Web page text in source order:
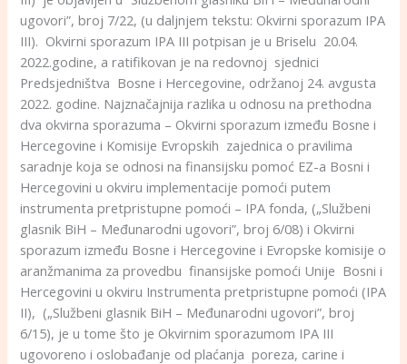
ugovori”, broj 7/22, (u daljnjem tekstu: Okvirni sporazum IPA
III). Okvirni sporazum IPA III potpisan je u Briselu 20.04.
2022.godine, a ratifikovan je na redovnoj sjednici
Predsjedništva Bosne i Hercegovine, održanoj 24. avgusta
2022. godine. Najznačajnija razlika u odnosu na prethodna
dva okvirna sporazuma – Okvirni sporazum između Bosne i
Hercegovine i Komisije Evropskih zajednica o pravilima
saradnje koja se odnosi na finansijsku pomoć EZ-a Bosni i
Hercegovini u okviru implementacije pomoći putem
instrumenta pretpristupne pomoći – IPA fonda, („Službeni
glasnik BiH – Međunarodni ugovori”, broj 6/08) i Okvirni
sporazum između Bosne i Hercegovine i Evropske komisije o
aranžmanima za provedbu finansijske pomoći Unije Bosni i
Hercegovini u okviru Instrumenta pretpristupne pomoći (IPA
II), („Službeni glasnik BiH – Međunarodni ugovori”, broj
6/15), je u tome što je Okvirnim sporazumom IPA III
ugovoreno i oslobađanje od plaćanja poreza, carine i